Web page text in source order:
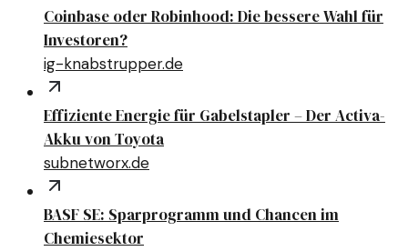
Coinbase oder Robinhood: Die bessere Wahl für
Investoren?
ig-knabstrupper.de
Effiziente Energie für Gabelstapler – Der Activa-
Akku von Toyota
subnetworx.de
BASF SE: Sparprogramm und Chancen im
Chemiesektor